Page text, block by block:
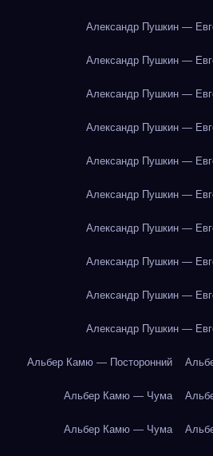
Александр Пушкин —
Александр Пушкин —
Александр Пушкин —
Александр Пушкин —
Александр Пушкин —
Александр Пушкин —
Александр Пушкин —
Александр Пушкин —
Александр Пушкин —
Александр Пушкин —
Альбер Камю — Посторонний
Альбер Камю — Чума
Альбер Камю — Чума